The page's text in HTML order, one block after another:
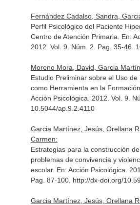
Fernández Cadalso, Sandra,
Perfil Psicológico del Paciente
Centro de Atención Primaria. En:
2012. Vol. 9. Núm. 2. Pag. 35-46.
Moreno Mora, David, Garcia
Estudio Preliminar sobre el Uso
como Herramienta en la
Acción Psicológica . 2012. Vol. 9.
10.5044/ap.9.2.4110
Garcia Martínez, Jesús, Orellana
Carmen:
Estrategias para la construcción
problemas de convivencia y
escolar. En: Acción Psicológica .
Pag. 87-100. http://dx-doi.org/
Garcia Martínez, Jesús, Orellana